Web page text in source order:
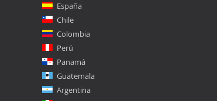
España
Chile
Colombia
Perú
Panamá
Guatemala
Argentina